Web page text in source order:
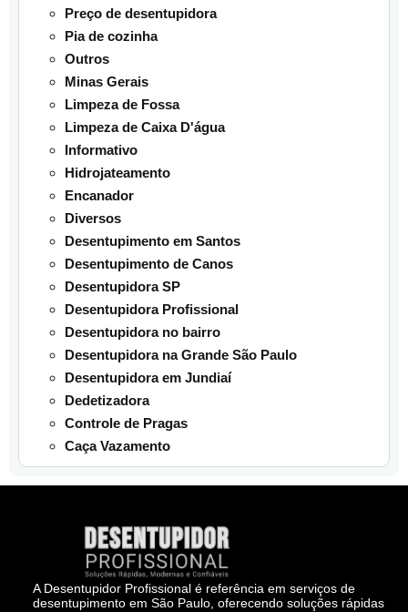
Preço de desentupidora
Pia de cozinha
Outros
Minas Gerais
Limpeza de Fossa
Limpeza de Caixa D'água
Informativo
Hidrojateamento
Encanador
Diversos
Desentupimento em Santos
Desentupimento de Canos
Desentupidora SP
Desentupidora Profissional
Desentupidora no bairro
Desentupidora na Grande São Paulo
Desentupidora em Jundiaí
Dedetizadora
Controle de Pragas
Caça Vazamento
A Desentupidor Profissional é referência em serviços de
desentupimento em São Paulo, oferecendo soluções rápidas